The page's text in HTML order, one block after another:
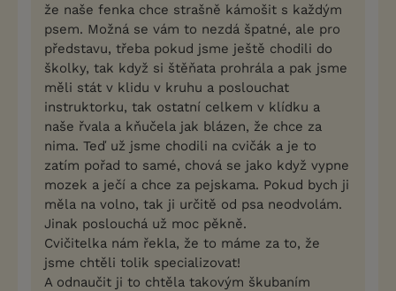
že naše fenka chce strašně kámošit s každým
psem. Možná se vám to nezdá špatné, ale pro
představu, třeba pokud jsme ještě chodili do
školky, tak když si štěňata prohrála a pak jsme
měli stát v klidu v kruhu a poslouchat
instruktorku, tak ostatní celkem v klídku a
naše řvala a kňučela jak blázen, že chce za
nima. Teď už jsme chodili na cvičák a je to
zatím pořad to samé, chová se jako když vypne
mozek a ječí a chce za pejskama. Pokud bych ji
měla na volno, tak ji určitě od psa neodvolám.
Jinak poslouchá už moc pěkně.
Cvičitelka nám řekla, že to máme za to, že
jsme chtěli tolik specializovat!
A odnaučit ji to chtěla takovým škubaním